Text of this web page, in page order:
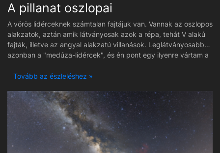
A pillanat oszlopai
A vörös lidérceknek számtalan fajtájuk van. Vannak az oszlopos
alakzatok, aztán amik látványosak azok a répa, tehát V alakú
fajták, illetve az angyal alakzatú villanások. Leglátványosabbak
azonban a "medúza-lidércek", és én pont egy ilyenre vártam a
északra tombolt és a térfigyelő kamerát infrába váltva már
teszek egy próbát a közeli játszótéren. Kompozíciónak a
templomtornyot használtam. A körülmények messze nem
tűntek ideálisnak, ugyanis telihold volt, valamint a hőség miatt
párás is volt a levegő, de aztán kiderült, hogy ez nem nagyon
akadályozó tényező, csak tomboljon megfelelő erősségű vihar.
Nem minden zivatar szül lidércet. A mono és multicellás
Tovább az észleléshez »